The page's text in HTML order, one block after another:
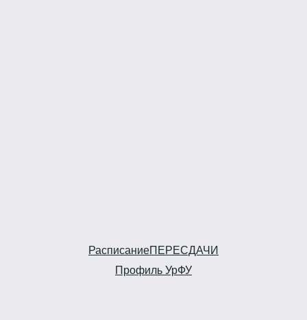
РасписаниеПЕРЕСДАЧИ
Профиль УрФУ